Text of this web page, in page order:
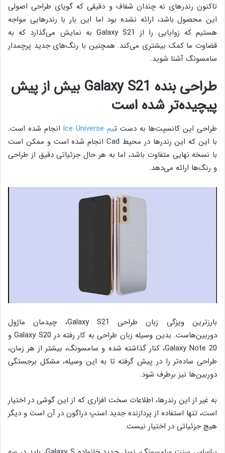
تاکنون رندرهای نه چندان شفاف و دقیقی که گویای طراحی اصولی
این محصول باشد، ارائه نشده بود اما این بار با رندرهایی مواجه
هستیم که زوایایی را از Galaxy S21 به نمایش می‌گذارد که به
قضاوت ما کمک بیشتری می‌کند. همچنین با رنگ‌های جدید پرچمدار
سامسونگ آشنا شوید.
طراحی بنده Galaxy S21 بیش از پیش
پیچیده‌تر شده است
طراحی این کانسپت‌ها به دست تیم Ice Universe
انجام شده است.
با این که این رندرها در محیط Cad انجام شده است و ممکن است
با نسخه نهایی متفاوت باشد، اما به هر حال جزئیاتی دقیق از طراحی
و رنگ‌ها ارائه می‌دهد.
بارزترین ویزگی زبان طراحی Galaxy S21، چیدمان ماژول
دوربین‌هاست. بدین وسیله زبان طراحی به کار رفته در Galaxy S20 و
Galaxy Note 20، کنار گذاشته شده و سامسونگ، بیشتر از هر زمان،
طراحی ساده‌تر را در پیش گرفته تا به این وسیله، مشکل برجستگی
دوربین‌ها نیز برطرف شود.
به غیر از این رندرها، اطلاعات سخت افزاری که از این گوشی در اختیار
است، تنها استفاده از پردازنده جدید اسنپ دراگون در آن است و دیگر
هیچ جزئیاتی در اختیار نیست.